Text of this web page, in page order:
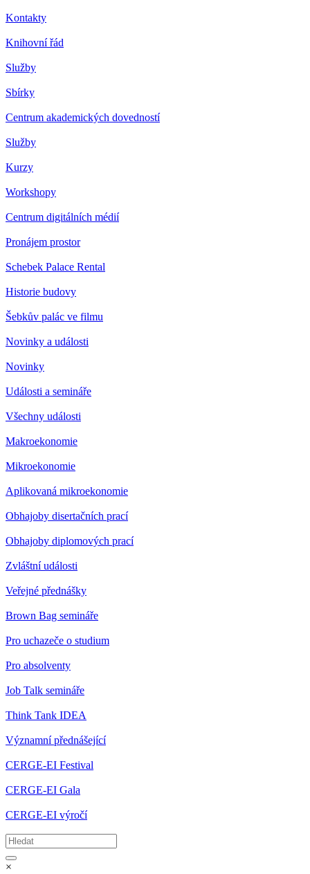
Kontakty
Knihovní řád
Služby
Sbírky
Centrum akademických dovedností
Služby
Kurzy
Workshopy
Centrum digitálních médií
Pronájem prostor
Schebek Palace Rental
Historie budovy
Šebkův palác ve filmu
Novinky a události
Novinky
Události a semináře
Všechny události
Makroekonomie
Mikroekonomie
Aplikovaná mikroekonomie
Obhajoby disertačních prací
Obhajoby diplomových prací
Zvláštní události
Veřejné přednášky
Brown Bag semináře
Pro uchazeče o studium
Pro absolventy
Job Talk semináře
Think Tank IDEA
Významní přednášející
CERGE-EI Festival
CERGE-EI Gala
CERGE-EI výročí
×